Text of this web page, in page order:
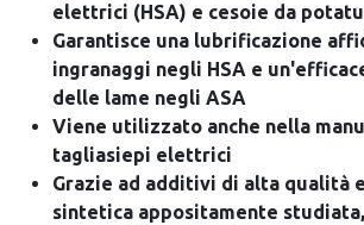
elettrici (HSA) e cesoie da
Garantisce una lubrificazione
ingranaggi negli HSA e
delle lame negli ASA
Viene utilizzato anche nella
tagliasiepi elettrici
Grazie ad additivi di alta qualità
sintetica appositamente